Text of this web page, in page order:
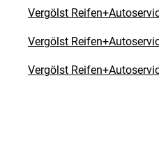
Vergölst
Vergölst
Vergölst